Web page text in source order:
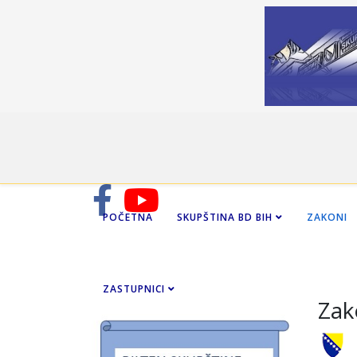
POČETNA SKUPŠTINA BD BIH ZAKONI
ZASTUPNICI